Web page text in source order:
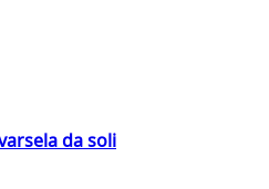
da soli